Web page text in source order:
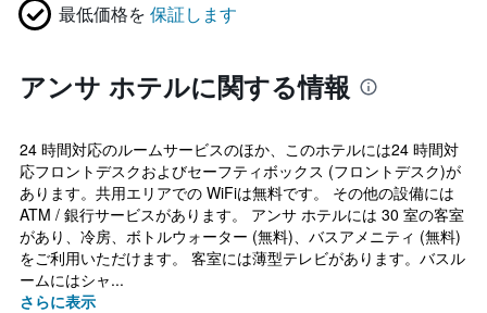
最低価格を 保証します
アンサ ホテルに関する情報
24 時間対応のルームサービスのほか、このホテルには24 時間対
応フロントデスクおよびセーフティボックス (フロントデスク)が
あります。共用エリアでの WiFiは無料です。 その他の設備には
ATM / 銀行サービスがあります。 アンサ ホテルには 30 室の客室
があり、冷房、ボトルウォーター (無料)、バスアメニティ (無料)
をご利用いただけます。 客室には薄型テレビがあります。バスル
ームにはシャ...
さらに表示